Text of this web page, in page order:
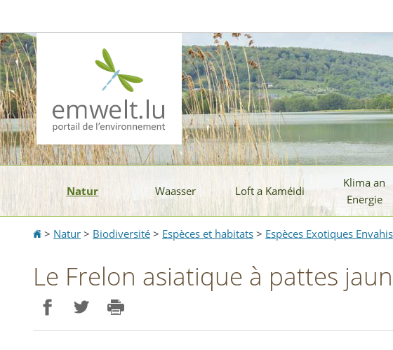
la
navigation
contenu
Natur Waasser Loft a Kaméidi
Klima an
Energie
Accueil
> Natur > Biodiversité > Espèces et habitats > Espèces Exotiques
Le Frelon asiatique à pattes